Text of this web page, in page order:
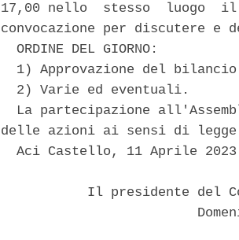
17,00 nello  stesso  luogo  il
convocazione per discutere e
  ORDINE DEL GIORNO:
1) Approvazione del
  2) Varie ed eventuali.
La partecipazione
delle azioni ai sensi di
Aci Castello, 11 Aprile
Il presidente del